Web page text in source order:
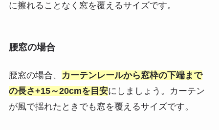
に擦れることなく窓を覆えるサイズです。
腰窓の場合
腰窓の場合、
カーテンレールから窓枠の下端まで
の長さ+15～20cmを目安にしましょう。カーテン
が風で揺れたときでも窓を覆えるサイズです。